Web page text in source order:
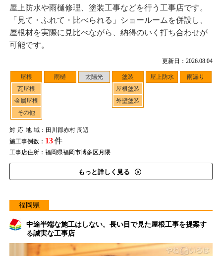
更新日：2026.08.04
屋根
瓦屋根
金属屋根
その他
雨樋 太陽光
塗装
屋根塗装
外壁塗装
屋上防水 雨漏り
対応地域：田川郡赤村 周辺
施工事例数： 13件
工事店住所：福岡県福岡市博多区月隈
もっと詳しく見る
屋上防水や雨樋修理、塗装工事などを行う工事店です。
「見て・ふれて・比べられる」ショールームを併設し、
屋根材を実際に見比べながら、納得のいく打ち合わせが
可能です。
福岡県
中途半端な施工はしない。長い目で見た屋根工事を提案す
る誠実な工事店